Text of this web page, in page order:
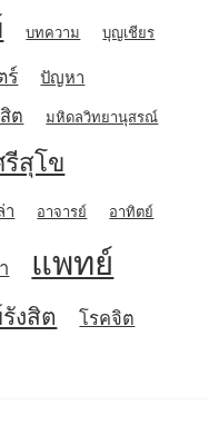
บทความ บุญเชียร
ร์ ปัญหา
ต มหิดลวิทยานุสรณ์
สุโข
า อาจารย์ อาทิตย์
แพทย์
งสิต โรคจิต